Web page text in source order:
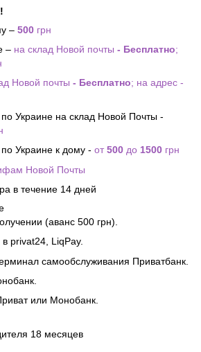
– 500 грн
– на склад Новой почты - Бесплатно;
Новой почты - Бесплатно; на адрес -
Украине на склад Новой Почты -
Украине к дому - от500 до 1500 грн
Новой Почты
в течение 14 дней
(аванс 500 грн).
в privat24, LiqPay.
самообслуживания Приватбанк.
или Монобанк.
18 месяцев